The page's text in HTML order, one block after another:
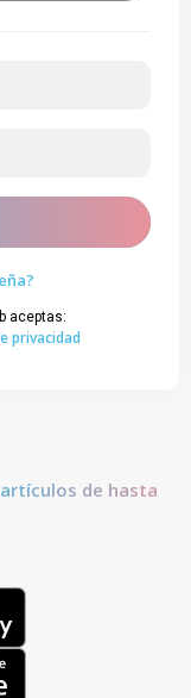
aceptas:
privacidad
de hasta